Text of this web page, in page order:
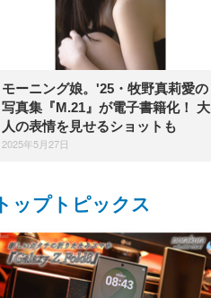
モーニング娘。'25・牧野真莉愛の
写真集『M.21』が電子書籍化！ 大
人の表情を見せるショットも
2025年5月27日
トップトピックス